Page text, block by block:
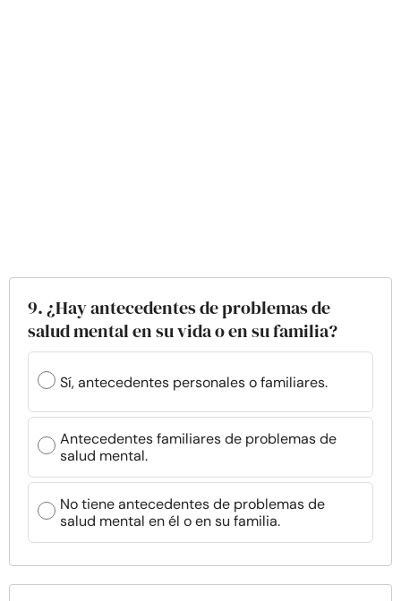
9. ¿Hay antecedentes de problemas de
salud mental en su vida o en su familia?
Sí, antecedentes personales o familiares.
Antecedentes familiares de problemas de
salud mental.
No tiene antecedentes de problemas de
salud mental en él o en su familia.